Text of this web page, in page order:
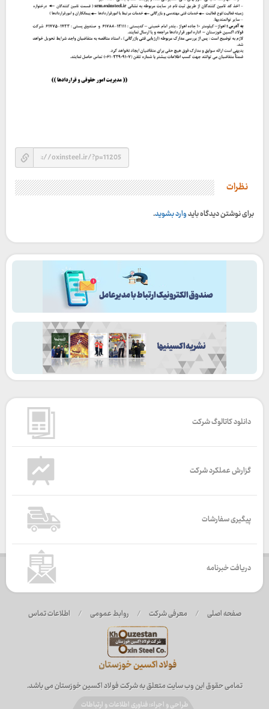
نظرات
برای نوشتن دیدگاه بایدوارد بشوید.
دانلود کاتالوگ شرکت
گزارش عملکرد شرکت
پیگیری سفارشات
دریافت خبرنامه
صفحه اصلی / معرفی شرکت / روابط عمومی / اطلاعات تماس
تمامی حقوق این وب سایت متعلق به شرکت فولاد اکسین خوزستان می باشد.
طراحی و اجراء: فناوری اطلاعات و ارتباطات